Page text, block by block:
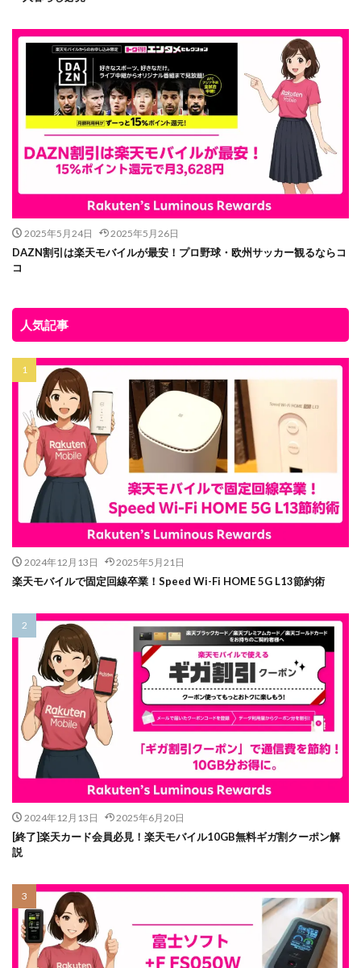
2025年5月24日 2025年5月26日
DAZN割引は楽天モバイルが最安！プロ野球・欧州サッカー観るならコ
コ
人気記事
2024年12月13日 2025年5月21日
楽天モバイルで固定回線卒業！Speed Wi-Fi HOME 5G L13節約術
2024年12月13日 2025年6月20日
[終了]楽天カード会員必見！楽天モバイル10GB無料ギガ割クーポン解
説